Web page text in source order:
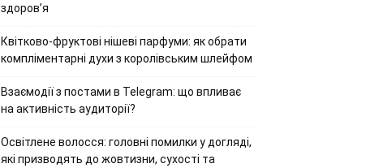
здоров’я
Квітково-фруктові нішеві парфуми: як обрати
компліментарні духи з королівським шлейфом
Взаємодії з постами в Telegram: що впливає
на активність аудиторії?
Освітлене волосся: головні помилки у догляді,
які призводять до жовтизни, сухості та